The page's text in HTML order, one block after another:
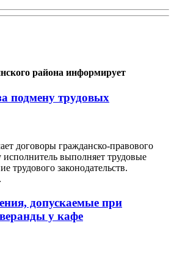
района информирует
подмену трудовых
договоры гражданско-правового
исполнитель выполняет трудовые
трудового законодательств.
допускаемые при
у кафе